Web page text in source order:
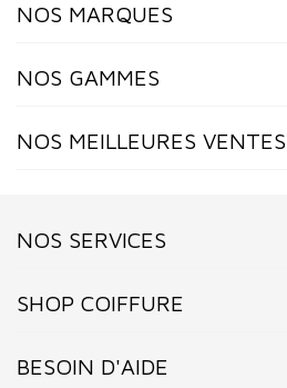
NOS MARQUES
NOS GAMMES
NOS MEILLEURES VENTES
NOS SERVICES
SHOP COIFFURE
BESOIN D'AIDE